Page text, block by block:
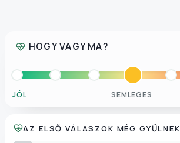
HOGY VAGY MA?
JÓL SEMLEGES
AZ ELSŐ VÁLASZOK MÉG GYŰLNEK